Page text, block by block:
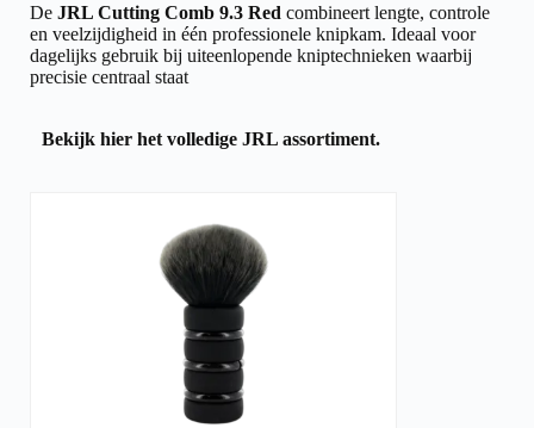
De JRL Cutting Comb 9.3 Red combineert lengte, controle
en veelzijdigheid in één professionele knipkam. Ideaal voor
dagelijks gebruik bij uiteenlopende kniptechnieken waarbij
precisie centraal staat
Bekijk hier het volledige JRL assortiment.